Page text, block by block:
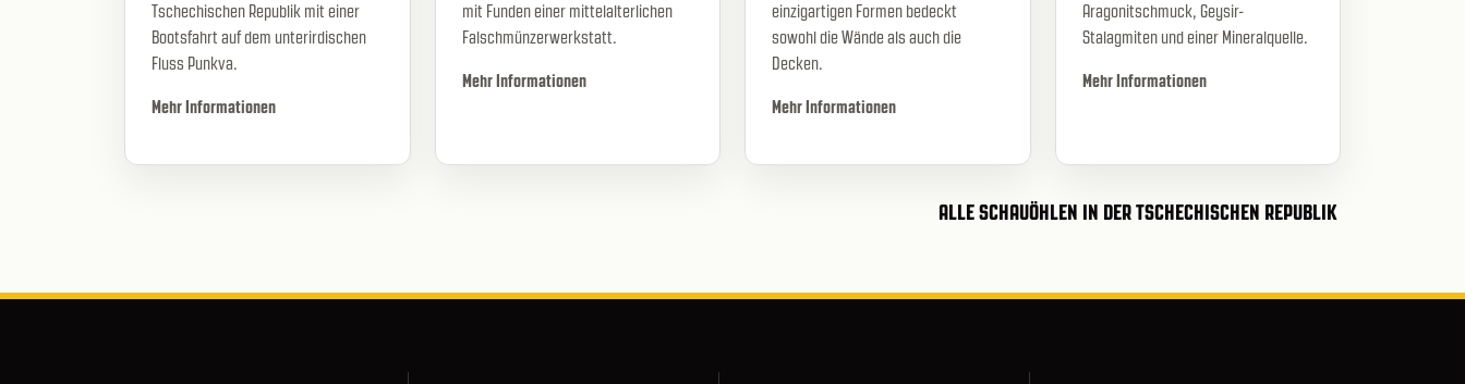
Tschechischen Republik mit einer
Bootsfahrt auf dem unterirdischen
Fluss Punkva.
Mehr Informationen
mit Funden einer mittelalterlichen
Falschmünzerwerkstatt.
Mehr Informationen
einzigartigen Formen bedeckt
sowohl die Wände als auch die
Decken.
Mehr Informationen
Aragonitschmuck, Geysir-
Stalagmiten und einer Mineralquelle.
Mehr Informationen
ALLE SCHAUÖHLEN IN DER TSCHECHISCHEN REPUBLIK